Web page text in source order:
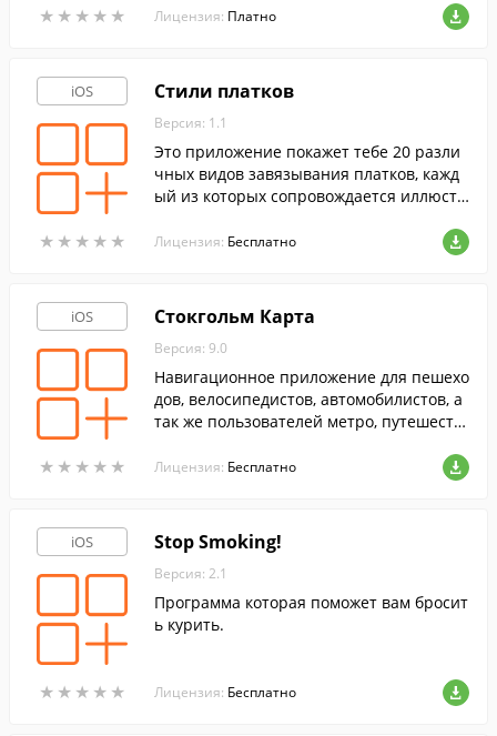
★ ★ ★ ★ ★
★ ★ ★ ★ ★ Лицензия: Платно
iOS
★ ★ ★ ★ ★
★ ★ ★ ★ ★
Стили платков
Версия: 1.1
Это приложение покажет тебе 20 разли
чных видов завязывания платков, кажд
ый из которых сопровождается иллюстр
Лицензия: Бесплатно
iOS
★ ★ ★ ★ ★
★ ★ ★ ★ ★
Стокгольм Карта
Версия: 9.0
Навигационное приложение для пешехо
дов, велосипедистов, автомобилистов, а
так же пользователей метро, путешеств
Лицензия: Бесплатно
iOS
★ ★ ★ ★ ★
★ ★ ★ ★ ★
Stop Smoking!
Версия: 2.1
Программа которая поможет вам бросит
ь курить.
Лицензия: Бесплатно